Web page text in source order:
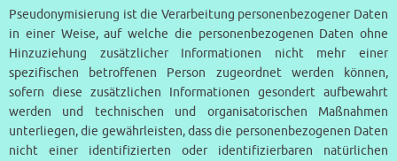
Pseudonymisierung ist die Verarbeitung personenbezogener Daten
in einer Weise, auf welche die personenbezogenen Daten ohne
Hinzuziehung zusätzlicher Informationen nicht mehr einer
spezifischen betroffenen Person zugeordnet werden können,
sofern diese zusätzlichen Informationen gesondert aufbewahrt
werden und technischen und organisatorischen Maßnahmen
unterliegen, die gewährleisten, dass die personenbezogenen Daten
nicht einer identifizierten oder identifizierbaren natürlichen